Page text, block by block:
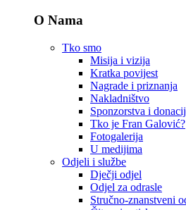
O Nama
Tko smo
Misija i vizija
Kratka povijest
Nagrade i priznanja
Nakladništvo
Sponzorstva i
Tko je Fran Galović?
Fotogalerija
U medijima
Odjeli i službe
Dječji odjel
Odjel za odrasle
Stručno-znanstveni